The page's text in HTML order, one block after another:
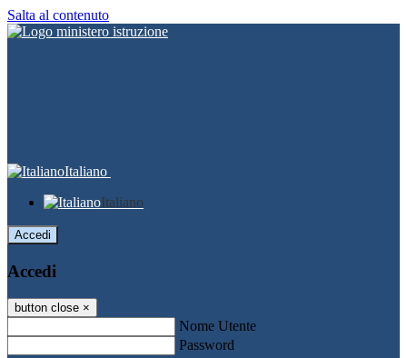
Salta al contenuto
Italiano
Italiano
Accedi
Accedi
button close ×
Nome Utente
Password